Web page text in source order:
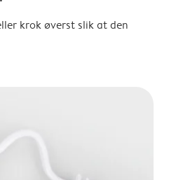
krok øverst slik at den